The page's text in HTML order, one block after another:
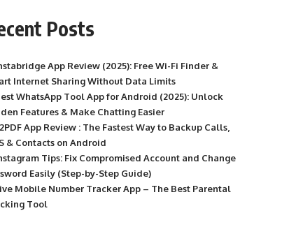
Posts
App Review (2025): Free Wi-Fi Finder &
Internet Sharing Without Data Limits
WhatsApp Tool App for Android (2025): Unlock
Features & Make Chatting Easier
App Review : The Fastest Way to Backup Calls,
& Contacts on Android
Tips: Fix Compromised Account and Change
Easily (Step-by-Step Guide)
Mobile Number Tracker App – The Best Parental
Tool